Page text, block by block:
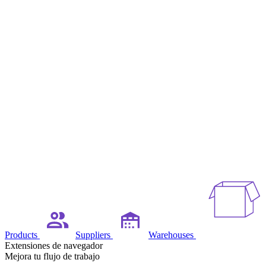
Products Suppliers Warehouses
Extensiones de navegador
Mejora tu flujo de trabajo